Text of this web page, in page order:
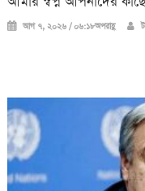
আগ ৭, ২০২৬ / ০৬:১৮অপরাহ্ণ